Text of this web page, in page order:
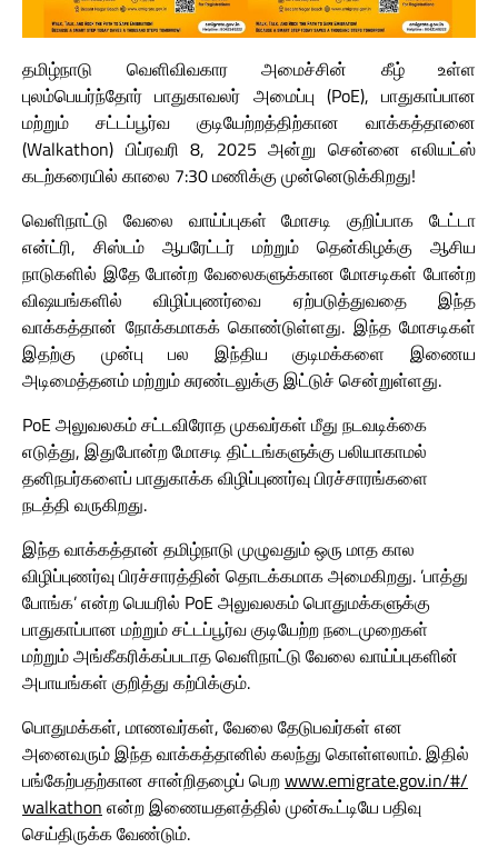
தமிழ்நாடு வெளிவிவகார அமைச்சின் கீழ் உள்ள
புலம்பெயர்ந்தோர் பாதுகாவலர் அமைப்பு (PoE), பாதுகாப்பான
மற்றும் சட்டப்பூர்வ குடியேற்றத்திற்கான வாக்கத்தானை
(Walkathon) பிப்ரவரி 8, 2025 அன்று சென்னை எலியட்ஸ்
கடற்கரையில் காலை 7:30 மணிக்கு முன்னெடுக்கிறது!
வெளிநாட்டு வேலை வாய்ப்புகள் மோசடி குறிப்பாக டேட்டா
என்ட்ரி, சிஸ்டம் ஆபரேட்டர் மற்றும் தென்கிழக்கு ஆசிய
நாடுகளில் இதே போன்ற வேலைகளுக்கான மோசடிகள் போன்ற
விஷயங்களில் விழிப்புணர்வை ஏற்படுத்துவதை இந்த
வாக்கத்தான் நோக்கமாகக் கொண்டுள்ளது. இந்த மோசடிகள்
இதற்கு முன்பு பல இந்திய குடிமக்களை இணைய
அடிமைத்தனம் மற்றும் சுரண்டலுக்கு இட்டுச் சென்றுள்ளது.
PoE அலுவலகம் சட்டவிரோத முகவர்கள் மீது நடவடிக்கை
எடுத்து, இதுபோன்ற மோசடி திட்டங்களுக்கு பலியாகாமல்
தனிநபர்களைப் பாதுகாக்க விழிப்புணர்வு பிரச்சாரங்களை
நடத்தி வருகிறது.
இந்த வாக்கத்தான் தமிழ்நாடு முழுவதும் ஒரு மாத கால
விழிப்புணர்வு பிரச்சாரத்தின் தொடக்கமாக அமைகிறது. ’பாத்து
போங்க’ என்ற பெயரில் PoE அலுவலகம் பொதுமக்களுக்கு
பாதுகாப்பான மற்றும் சட்டப்பூர்வ குடியேற்ற நடைமுறைகள்
மற்றும் அங்கீகரிக்கப்படாத வெளிநாட்டு வேலை வாய்ப்புகளின்
அபாயங்கள் குறித்து கற்பிக்கும்.
பொதுமக்கள், மாணவர்கள், வேலை தேடுபவர்கள் என
அனைவரும் இந்த வாக்கத்தானில் கலந்து கொள்ளலாம். இதில்
பங்கேற்பதற்கான சான்றிதழைப் பெறwww.emigrate.gov.in/#/
walkathon என்ற இணையதளத்தில் முன்கூட்டியே பதிவு
செய்திருக்க வேண்டும்.